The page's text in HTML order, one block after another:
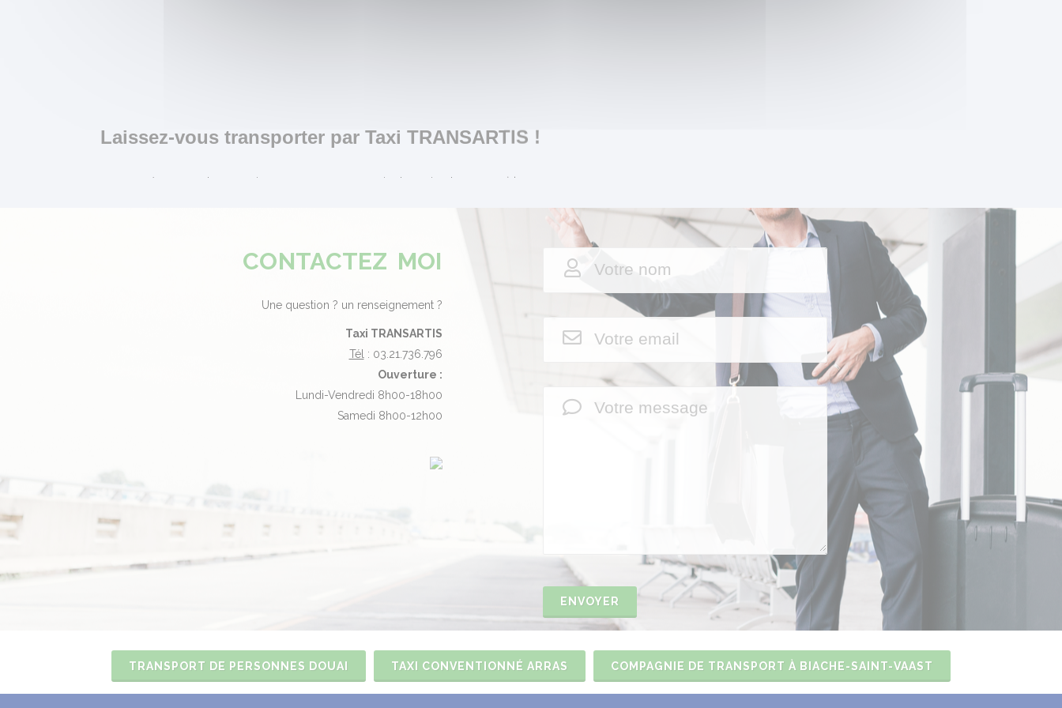
Laissez-vous transporter par Taxi TRANSARTIS !
Restructurée en 2016, la SAS Taxi TRANSARTIS a pour vocation le service de transport à la personne.
passagers dans des véhicules contrôlés et adaptés avec des chauffeurs attentionnés, expérimentés et diplômés.
Situé à Biache-Saint-Vaast, nous assurons les prises en charge sur tout le secteur Osartis, dans un rayon de 20km
autour de Vitry-en-Artois, vers toutes destinations : gares, aéroports, à la demande en France et en Belgique.
Grâce à nos 6 véhicules, allant de 5 à 9 places, nous pouvons répondre à toutes vos demandes sur réservation.
Parce que nous considérons que le transport à la personne doit être agréable et convivial, nos chauffeurs se montrent à
CONTACTEZ MOI
Une question ? un renseignement ?
Taxi TRANSARTIS
Tél : 03.21.736.796
Ouverture :
Lundi-Vendredi 8h00-18h00
Samedi 8h00-12h00
ENVOYER
TRANSPORT DE PERSONNES DOUAI TAXI CONVENTIONNÉ ARRAS COMPAGNIE DE TRANSPORT À BIACHE-SAINT-VAAST